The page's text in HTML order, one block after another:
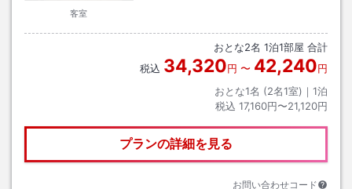
客室
おとな2名 1泊1部屋 合計
税込 34,320円 〜 42,240円
おとな1名 (2名1室)｜ 1泊
税込 17,160円〜21,120円
プランの詳細を見る
お問い合わせコード